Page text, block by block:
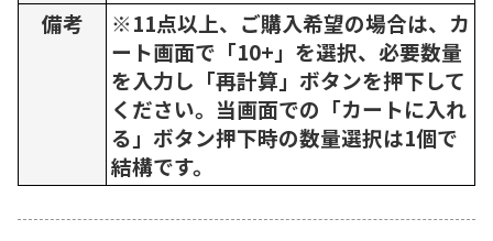
備考
※11点以上、ご購入希望の場合は、カ
ート画面で「10+」を選択、必要数量
を入力し「再計算」ボタンを押下して
ください。当画面での「カートに入れ
る」ボタン押下時の数量選択は1個で
結構です。